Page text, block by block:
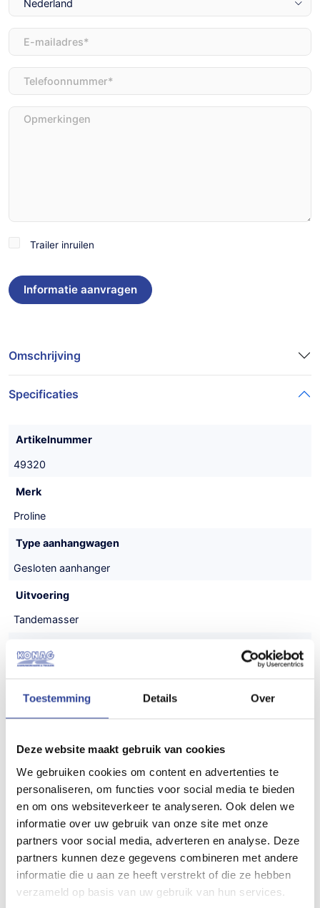
Toestemming Details Over
Deze website maakt gebruik van cookies
We gebruiken cookies om content en advertenties te
personaliseren, om functies voor social media te bieden
en om ons websiteverkeer te analyseren. Ook delen we
informatie over uw gebruik van onze site met onze
partners voor social media, adverteren en analyse. Deze
partners kunnen deze gegevens combineren met andere
informatie die u aan ze heeft verstrekt of die ze hebben
verzameld op basis van uw gebruik van hun services.
E-
mailadres(Vereist)
Telefoon
Opmerkingen
TrailerTrailer inruilen
Omschrijving
Specificaties
Artikelnummer
49320
Merk
Proline
Type aanhangwagen
Gesloten aanhanger
Uitvoering
Tandemasser
Maatvoering (inwendig)
Maatvoering (uitwendig)
440x200x210 cm (LxBxH)
Gewicht
490 kg
Draagvermogen (bruto)
2800 kg